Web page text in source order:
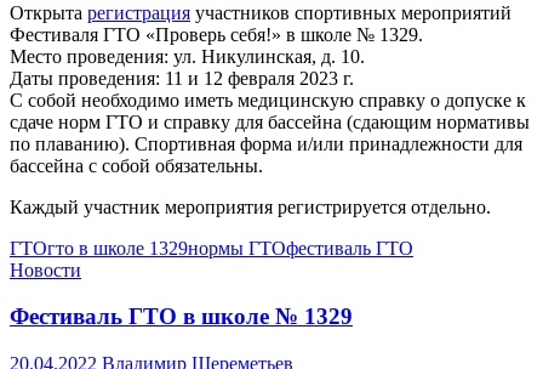
Открыта регистрация участников спортивных мероприятий
Фестиваля ГТО «Проверь себя!» в школе № 1329.
Место проведения: ул. Никулинская, д. 10.
Даты проведения: 11 и 12 февраля 2023 г.
С собой необходимо иметь медицинскую справку о допуске к
сдаче норм ГТО и справку для бассейна (сдающим нормативы
по плаванию). Спортивная форма и/или принадлежности для
бассейна с собой обязательны.
Каждый участник мероприятия регистрируется отдельно.
ГТОгто в школе 1329нормы ГТОфестиваль ГТО
Новости
Фестиваль ГТО в школе № 1329
20.04.2022 Владимир Шереметьев